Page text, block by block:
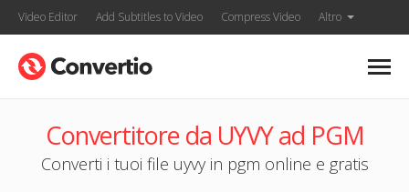
Video Editor Add Subtitles to Video Compress Video Altro
Convertitore da UYVY ad PGM
Converti i tuoi file uyvy in pgm online e gratis